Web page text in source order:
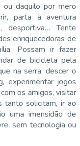
daquilo por mero
parta à aventura
desportiva… Tente
enriquecedoras de
Possam ir fazer
de bicicleta pela
na serra, descer o
experimentar jogos
os amigos, visitar
tanto solicitam, ir ao
uma imensidão de
sem tecnologia ou